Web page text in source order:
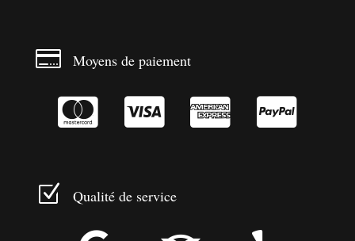
 Moyens de paiement
   
Z Qualité de service